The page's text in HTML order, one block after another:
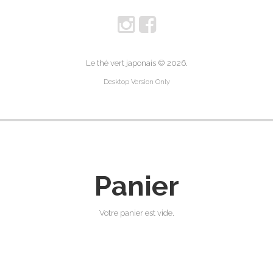
Le thé vert japonais© 2026.
Desktop Version Only
Panier
Votre panier est vide.